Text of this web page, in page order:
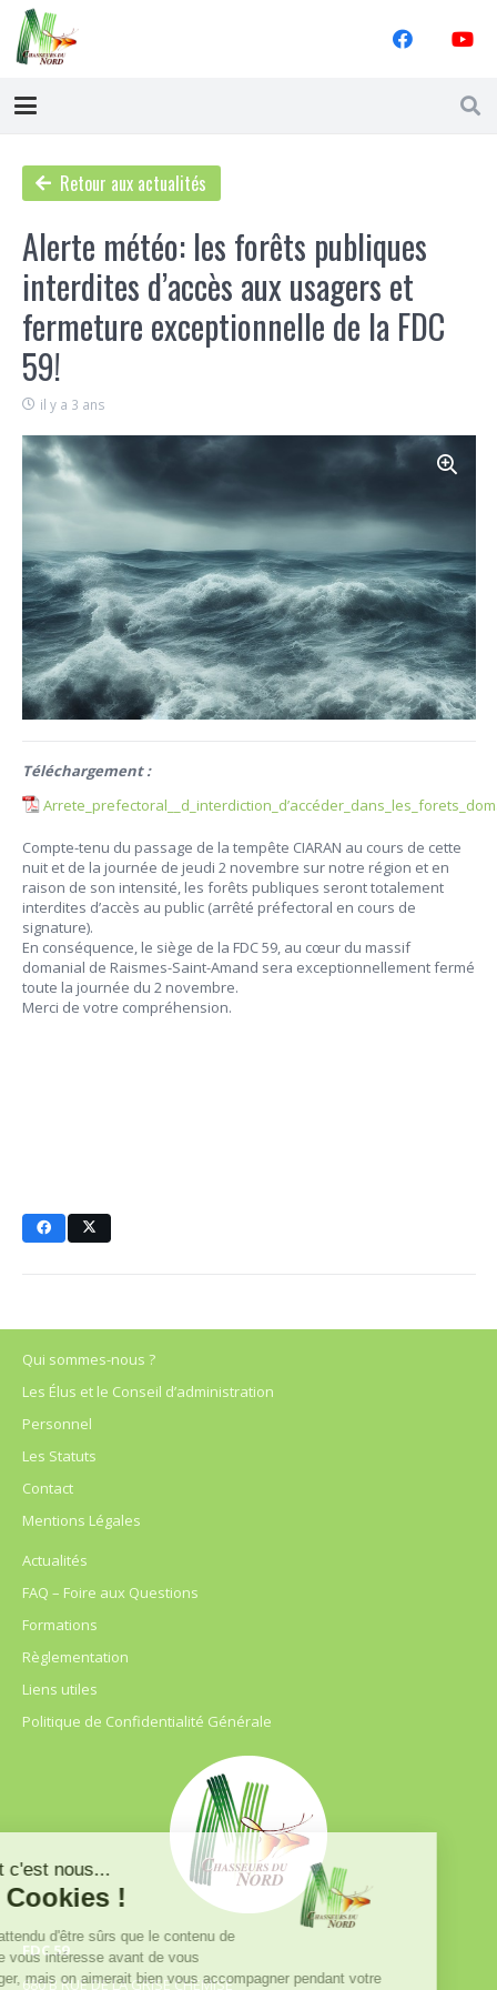
Retour aux actualités
Alerte météo: les forêts publiques
interdites d’accès aux usagers et
fermeture exceptionnelle de la FDC
59!
il y a 3 ans
Téléchargement :
Compte-tenu du passage de la tempête CIARAN au cours de cette
nuit et de la journée de jeudi 2 novembre sur notre région et en
raison de son intensité, les forêts publiques seront totalement
interdites d’accès au public (arrêté préfectoral en cours de
signature).
En conséquence, le siège de la FDC 59, au cœur du massif
domanial de Raismes-Saint-Amand sera exceptionnellement fermé
toute la journée du 2 novembre.
Merci de votre compréhension.
Qui sommes-nous ?
Les Élus et le Conseil d’administration
Personnel
Les Statuts
Contact
Mentions Légales
Actualités
FAQ – Foire aux Questions
Formations
Règlementation
Liens utiles
Politique de Confidentialité Générale
FDC 59
680 B RUE DE LA GRISE CHEMISE